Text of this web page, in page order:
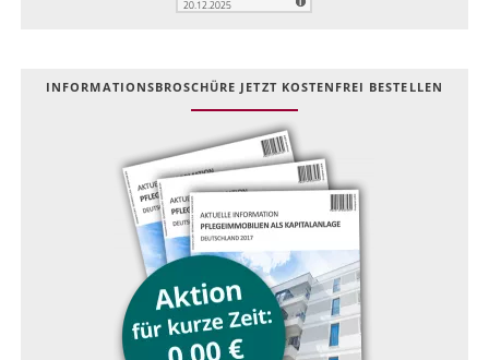
INFOR­MATIONS­BROSCHÜRE JETZT KOSTEN­FREI BESTELLEN